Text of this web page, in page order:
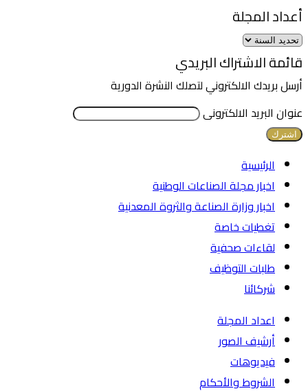
أعداد المجلة
قائمة الاشتراك البريدي
أرسل بريدك الالكتروني لتصلك النشرة الدورية
عنوان البريد الالكترونى
الرئيسية
اخبار مجلة الصناعات الوطنية
اخبار وزارة الصناعة والثروة المعدنية
تغطيات خاصة
لقاءات صحفية
طلبات التوظيف
شركائنا
اعداد المجلة
أرشيف الصور
فيديوهات
الشروط والأحكام